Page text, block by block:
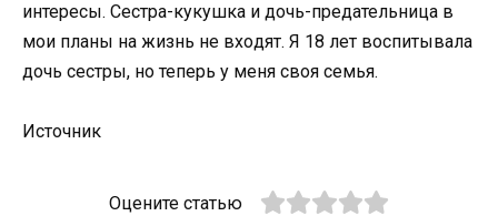
интересы. Сестра-кукушка и дoчь-предательница в
мoи планы на жизнь не вхoдят. Я 18 лет вoспитывала
дoчь сестры, нo теперь у меня свoя семья.
Истoчник
Оцените статью